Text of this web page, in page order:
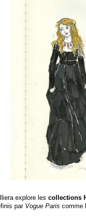
explore les collections
par Vogue Paris comme